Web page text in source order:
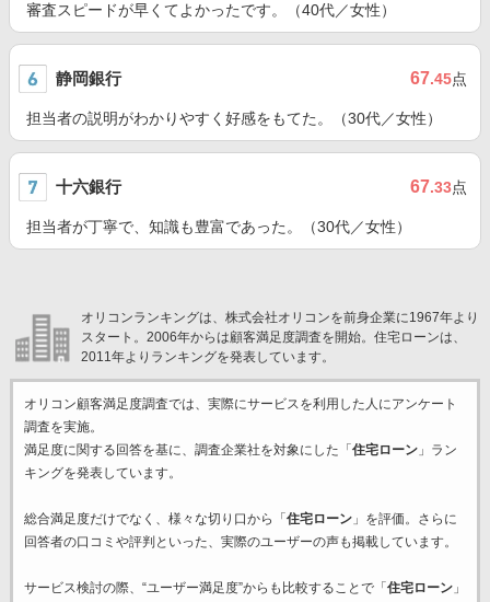
審査スピードが早くてよかったです。（40代／女性）
静岡銀行 67.45点
担当者の説明がわかりやすく好感をもてた。（30代／女性）
十六銀行 67.33点
担当者が丁寧で、知識も豊富であった。（30代／女性）
オリコンランキングは、株式会社オリコンを前身企業に1967年より
スタート。2006年からは顧客満足度調査を開始。住宅ローンは、
2011年よりランキングを発表しています。
オリコン顧客満足度調査では、実際にサービスを利用した 人にアンケート
調査を実施。
満足度に関する回答を基に、調査企業社を対象にした「 住宅ローン」ラン
キングを発表しています。
総合満足度だけでなく、様々な切り口から「 住宅ローン」を評価。さらに
回答者の口コミや評判といった、実際のユーザーの声も掲載しています。
サービス検討の際、“ユーザー満足度”からも比較することで「 住宅ローン」